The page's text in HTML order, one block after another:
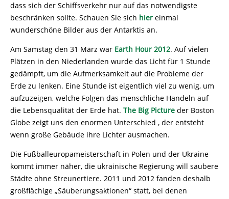
dass sich der Schiffsverkehr nur auf das notwendigste
beschränken sollte. Schauen Sie sich hier einmal
wunderschöne Bilder aus der Antarktis an.
Am Samstag den 31 März war Earth Hour 2012. Auf vielen
Plätzen in den Niederlanden wurde das Licht für 1 Stunde
gedämpft, um die Aufmerksamkeit auf die Probleme der
Erde zu lenken. Eine Stunde ist eigentlich viel zu wenig, um
aufzuzeigen, welche Folgen das menschliche Handeln auf
die Lebensqualität der Erde hat. The Big Picture der Boston
Globe zeigt uns den enormen Unterschied , der entsteht
wenn große Gebäude ihre Lichter ausmachen.
Die Fußballeuropameisterschaft in Polen und der Ukraine
kommt immer näher, die ukrainische Regierung will saubere
Städte ohne Streunertiere. 2011 und 2012 fanden deshalb
großflächige „Säuberungsaktionen“ statt, bei denen